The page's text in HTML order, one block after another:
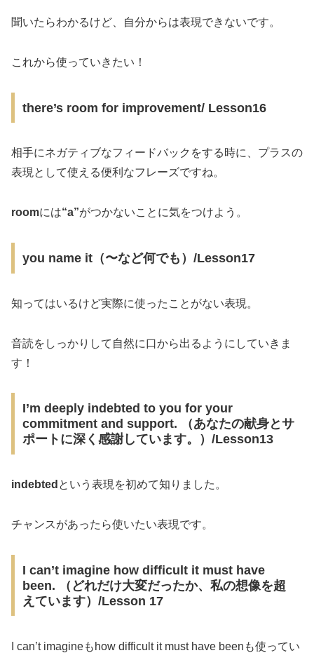
聞いたらわかるけど、自分からは表現できないです。
これから使っていきたい！
there’s room for improvement/ Lesson16
相手にネガティブなフィードバックをする時に、プラスの
表現として使える便利なフレーズですね。
roomには“a”がつかないことに気をつけよう。
you name it（〜など何でも）/Lesson17
知ってはいるけど実際に使ったことがない表現。
音読をしっかりして自然に口から出るようにしていきま
す！
I’m deeply indebted to you for your
commitment and support. （あなたの献身とサ
ポートに深く感謝しています。）/Lesson13
indebted という表現を初めて知りました。
チャンスがあったら使いたい表現です。
I can’t imagine how difficult it must have
been. （どれだけ大変だったか、私の想像を超
えています）/Lesson 17
I can’t imagineもhow difficult it must have beenも使ってい